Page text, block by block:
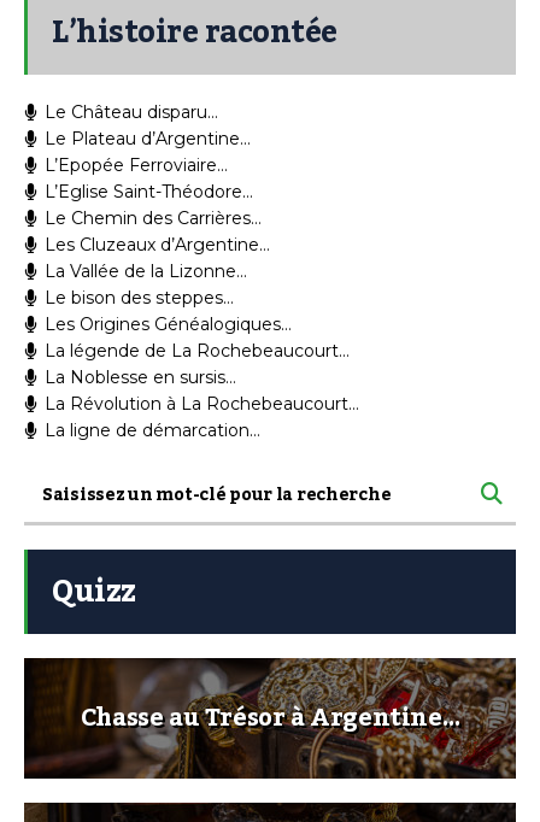
L’histoire racontée
Le Château disparu…
Le Plateau d’Argentine…
L’Epopée Ferroviaire…
L’Eglise Saint-Théodore…
Le Chemin des Carrières…
Les Cluzeaux d’Argentine…
La Vallée de la Lizonne…
Le bison des steppes…
Les Origines Généalogiques…
La légende de La Rochebeaucourt…
La Noblesse en sursis…
La Révolution à La Rochebeaucourt…
La ligne de démarcation…
Quizz
Chasse au Trésor à Argentine…